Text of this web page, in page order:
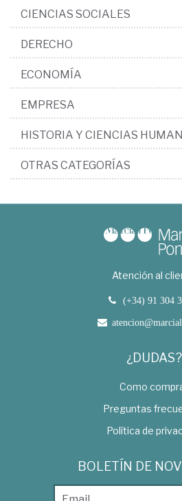
CIENCIAS SOCIALES
DERECHO
ECONOMÍA
EMPRESA
HISTORIA Y CIENCIAS
OTRAS CATEGORÍAS
Atención al
(+34) 91 304
¿DUDAS?
Como
Preguntas
Política de
BOLETÍN DE